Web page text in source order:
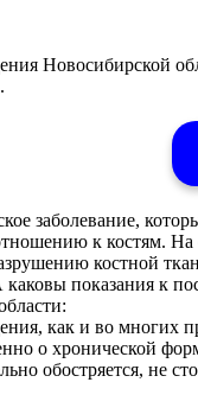
Новосибирской
заболевание,
к костям.
костной
показания к
как и во многих
о хронической
обостряется, не